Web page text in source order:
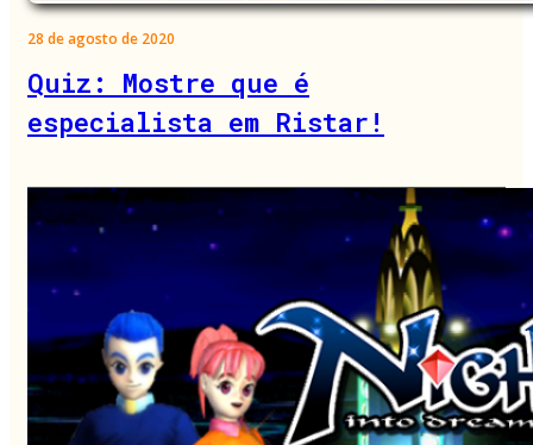
28 de agosto de 2020
Quiz: Mostre que é
especialista em Ristar!